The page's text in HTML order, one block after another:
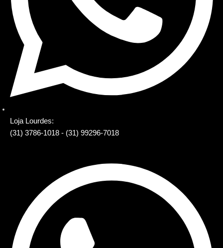
Loja Lourdes:
(31) 3786-1018 - (31) 99296-7018